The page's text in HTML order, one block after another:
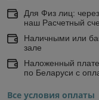
Для Физ лиц:
наш Расчетный
Наличными или
зале
Наложенный
по Беларуси с
Все условия оплаты